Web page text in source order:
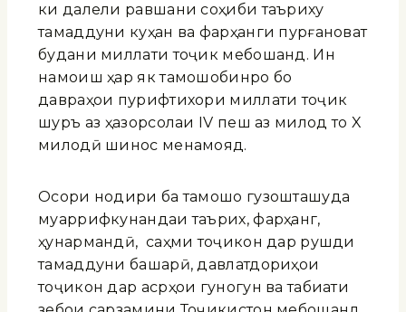
ки далели равшани соҳиби таъриху
тамаддуни куҳан ва фарҳанги пурғановат
будани миллати тоҷик мебошанд. Ин
намоиш ҳар як тамошобинро бо
давраҳои пурифтихори миллати тоҷик
шурӯъ аз ҳазорсолаи IV пеш аз милод то X
милодӣ шинос менамояд.
Осори нодири ба тамошо гузошташуда
муаррифкунандаи таърих, фарҳанг,
ҳунармандӣ, саҳми тоҷикон дар рушди
тамаддуни башарӣ, давлатдориҳои
тоҷикон дар асрҳои гуногун ва табиати